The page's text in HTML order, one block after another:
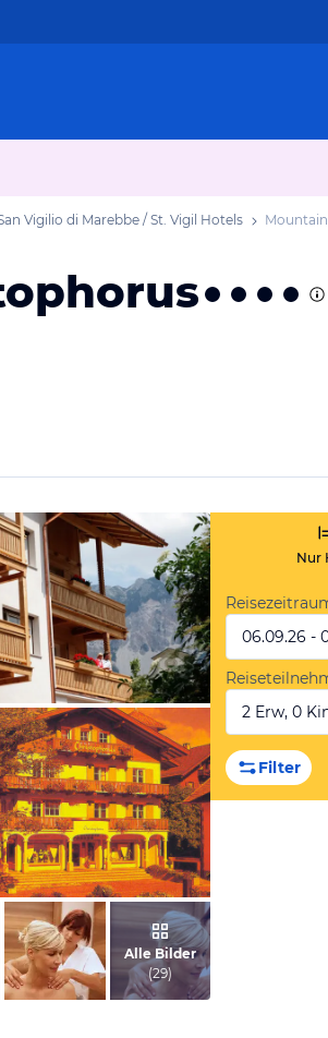
Vigilio di Marebbe / St. Vigil Hotels
November 2010
2010
Alle Bilder
(29)
Nur
06.09.26 -
2 Erw, 0
Filter